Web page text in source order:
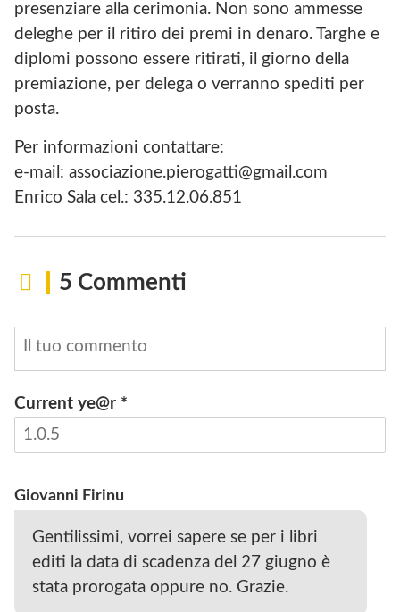
presenziare alla cerimonia. Non sono ammesse
deleghe per il ritiro dei premi in denaro. Targhe e
diplomi possono essere ritirati, il giorno della
premiazione, per delega o verranno spediti per
posta.
Per informazioni contattare:
e-mail: associazione.pierogatti@gmail.com
Enrico Sala cel.: 335.12.06.851
5 Commenti
Current ye@r *
Giovanni Firinu
Gentilissimi, vorrei sapere se per i libri
editi la data di scadenza del 27 giugno è
stata prorogata oppure no. Grazie.